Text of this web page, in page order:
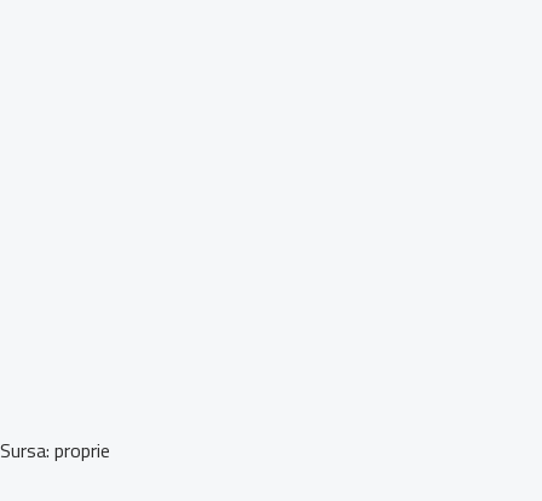
Sursa: proprie